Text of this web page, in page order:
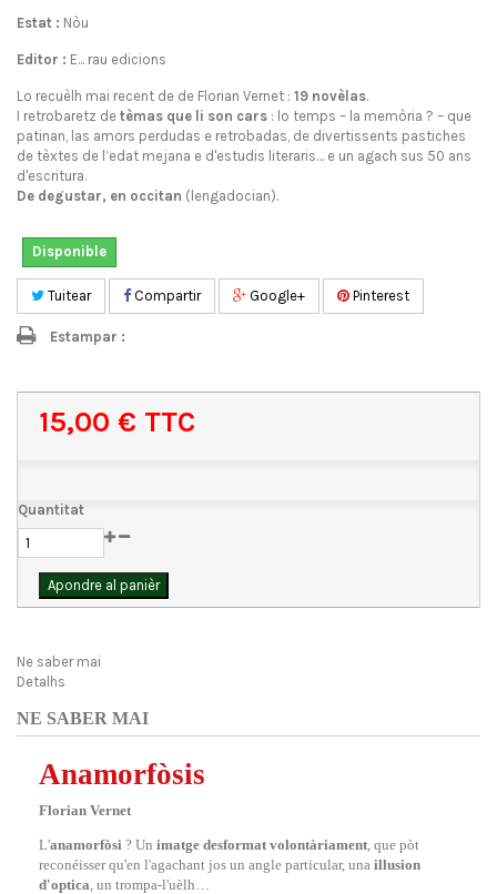
Estat : Nòu
Editor : E... rau edicions
Lo recuèlh mai recent de de Florian Vernet : 19 novèlas.
I retrobaretz de tèmas que li son cars : lo temps – la memòria ? – que
patinan, las amors perdudas e retrobadas, de divertissents pastiches
de tèxtes de l’edat mejana e d'estudis literaris… e un agach sus 50 ans
d'escritura.
De degustar, en occitan (lengadocian).
Disponible
Tuitear Compartir Google+ Pinterest
Estampar :
15,00 € TTC
Quantitat
Apondre al panièr
Ne saber mai
Detalhs
NE SABER MAI
Anamorfòsis
Florian Vernet
L'anamorfòsi ? Un imatge desformat volontàriament, que pòt
reconéisser qu'en l'agachant jos un angle particular, una illusion
d'optica, un trompa-l'uèlh…